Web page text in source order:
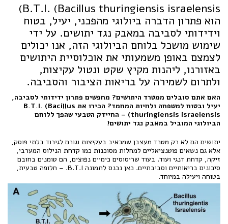
B.T.I. (Bacillus thuringiensis israelensis)
הוא פתרון הדברה ביולוגי מהפכני, יעיל, בטוח
וידידותי לסביבה במאבק נגד יתושים. על ידי
שימוש מושכל בלוחם הביולוגי הזה, אנו יכולים
לצמצם באופן משמעותי את אוכלוסיית היתושים
באזורנו, ליהנות מקיץ שקט ונטול עקיצות,
ולתרום לשמירה על בריאות הציבור והסביבה.
האם אתם סובלים ממטרד היתושים? מחפשים פתרון ידידותי לסביבה,
יעיל ובטוח למשפחה ולחיות המחמד? הכירו את B.T.I. (Bacillus
thuringiensis israelensis) – החיידק הטבעי שהפך ללוחם
הביולוגי המוביל במאבק נגד יתושים!
יתושים הם לא רק מטרד מעצבן שמכאיב בעקיצות וגורם לגירוד בלתי פוסק,
אלא גם נשאים פוטנציאליים למחלות מסוכנות כמו קדחת הנילוס המערבי,
זיקה, קדחת דנגי ועוד. בעוד שריסוסים כימיים נפוצים, הם טומנים בחובם
סיכונים בריאותיים וסביבתיים. כאן נכנס לתמונה B.T.I. – חלופה טבעית,
בטוחה ויעילה במיוחד.